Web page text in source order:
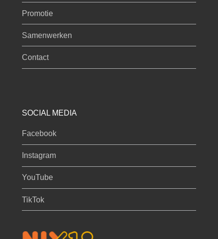
Promotie
Samenwerken
Contact
SOCIAL MEDIA
Facebook
Instagram
YouTube
TikTok